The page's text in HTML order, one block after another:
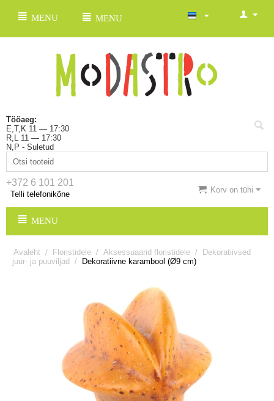
MENU MENU
Tööaeg:
E,T,K 11 — 17:30
R,L 11 — 17:30
N,P - Suletud
+372 6 101 201
Telli telefonikõne Korv on tühi
MENU
Avaleht / Floristidele / Aksessuaarid floristidele /
Dekoratiivsed
juur- ja puuviljad
/ Dekoratiivne karambool (Ø9 cm)